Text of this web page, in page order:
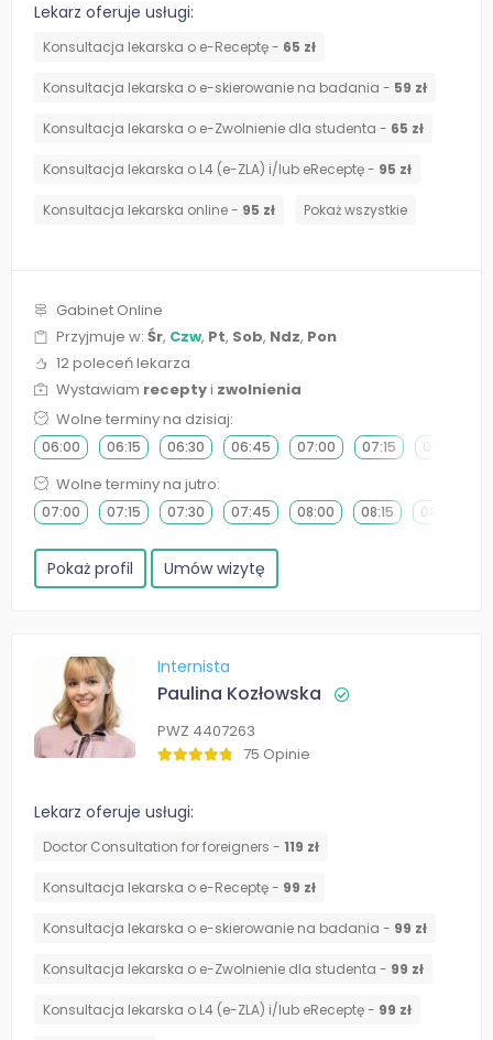
Lekarz oferuje usługi:
Konsultacja lekarska o e-Receptę - 65 zł
Konsultacja lekarska o e-skierowanie na badania - 59 zł
Konsultacja lekarska o e-Zwolnienie dla studenta - 65 zł
Konsultacja lekarska o L4 (e-ZLA) i/lub eReceptę - 95 zł
Konsultacja lekarska online - 95 zł Pokaż wszystkie
Gabinet Online
Przyjmuje w: Śr, Czw, Pt, Sob, Ndz, Pon
12 poleceń lekarza
Wystawiam receptyi zwolnienia
Wolne terminy na dzisiaj:
06:00 06:15 06:30 06:45 07:00 07:15 07:30
Wolne terminy na jutro:
07:00 07:15 07:30 07:45 08:00 08:15 08:30
Pokaż profil Umów wizytę
Internista
Paulina Kozłowska
PWZ 4407263
75 Opinie
Lekarz oferuje usługi:
Doctor Consultation for foreigners - 119 zł
Konsultacja lekarska o e-Receptę - 99 zł
Konsultacja lekarska o e-skierowanie na badania - 99 zł
Konsultacja lekarska o e-Zwolnienie dla studenta - 99 zł
Konsultacja lekarska o L4 (e-ZLA) i/lub eReceptę - 99 zł